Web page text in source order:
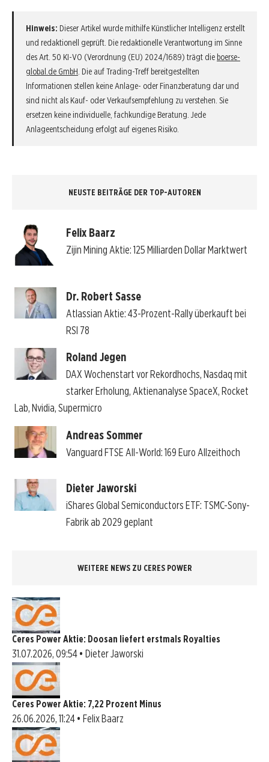
Hinweis: Dieser Artikel wurde mithilfe Künstlicher Intelligenz erstellt
und redaktionell geprüft. Die redaktionelle Verantwortung im Sinne
des Art. 50 KI-VO (Verordnung (EU) 2024/1689) trägt die boerse-
global.de GmbH . Die auf Trading-Treff bereitgestellten
Informationen stellen keine Anlage- oder Finanzberatung dar und
sind nicht als Kauf- oder Verkaufsempfehlung zu verstehen. Sie
ersetzen keine individuelle, fachkundige Beratung. Jede
Anlageentscheidung erfolgt auf eigenes Risiko.
NEUSTE BEITRÄGE DER TOP-AUTOREN
Felix Baarz
Zijin Mining Aktie: 125 Milliarden Dollar Marktwert
Dr. Robert Sasse
Atlassian Aktie: 43-Prozent-Rally überkauft bei
RSI 78
Roland Jegen
DAX Wochenstart vor Rekordhochs, Nasdaq mit
starker Erholung, Aktienanalyse SpaceX, Rocket
Lab, Nvidia, Supermicro
Andreas Sommer
Vanguard FTSE All-World: 169 Euro Allzeithoch
Dieter Jaworski
iShares Global Semiconductors ETF: TSMC-Sony-
Fabrik ab 2029 geplant
WEITERE NEWS ZU CERES POWER
Ceres Power Aktie: Doosan liefert erstmals Royalties
31.07.2026, 09:54 • Dieter Jaworski
Ceres Power Aktie: 7,22 Prozent Minus
26.06.2026, 11:24 • Felix Baarz